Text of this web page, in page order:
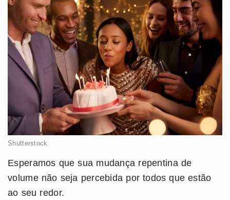
Shutterstock
Esperamos que sua mudança repentina de
volume não seja percebida por todos que estão
ao seu redor.